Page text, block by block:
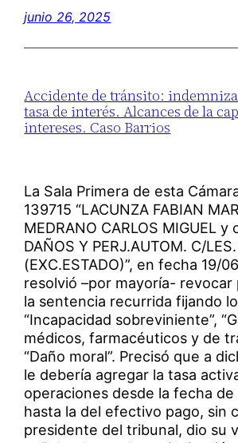
junio 26, 2025
Accidente de tránsito:
tasa de interés. Alcances de la
intereses. Caso Barrios
La Sala Primera de esta
139715 “LACUNZA FABIAN
MEDRANO CARLOS MIGUEL y
DAÑOS Y PERJ.AUTOM. C/
(EXC.ESTADO)”, en fecha 19/
resolvió –por mayoría- revocar
la sentencia recurrida fijando
“Incapacidad sobreviniente”,
médicos, farmacéuticos y de
“Daño moral”. Precisó que a
le debería agregar la tasa
operaciones desde la fecha
hasta la del efectivo pago, sin
presidente del tribunal, dio su